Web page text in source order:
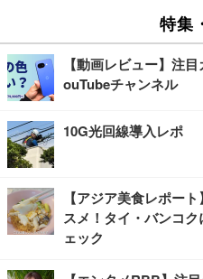
特集
【動画レビュー】注
ouTubeチャンネル
10G光回線導入レポ
【アジア美食レポー
スメ！タイ・バンコ
ェック